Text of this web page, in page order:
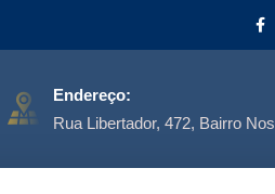
Endereço:
Rua Libertador, 472, Bairro